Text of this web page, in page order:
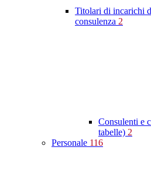
Titolari di incarichi
consulenza 2
Consulenti e
tabelle) 2
Personale 116